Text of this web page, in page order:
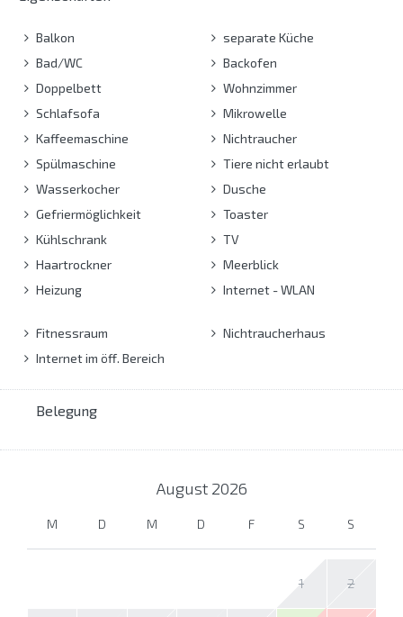
Balkon
Bad/WC
Doppelbett
Schlafsofa
Kaffeemaschine
Spülmaschine
Wasserkocher
Gefriermöglichkeit
Kühlschrank
Haartrockner
Heizung
separate Küche
Backofen
Wohnzimmer
Mikrowelle
Nichtraucher
Tiere nicht erlaubt
Dusche
Toaster
TV
Meerblick
Internet - WLAN
Fitnessraum
Internet im öff. Bereich
Nichtraucherhaus
Belegung
August 2026
M D M D F S S
1 2